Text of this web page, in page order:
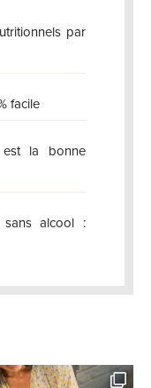
par
facile
la bonne
alcool :